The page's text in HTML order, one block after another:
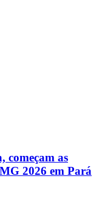
começam as
2026 em Pará